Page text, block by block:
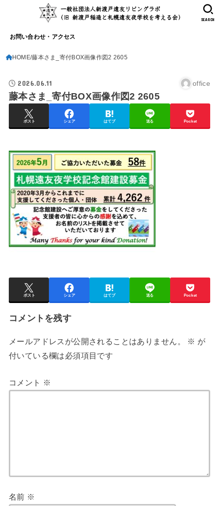
お問い合わせ・アクセス
SEARCH
HOME 藤本さま_寄付BOX画像作図2 2605
2026.06.11 office
藤本さま_寄付BOX画像作図2 2605
ポスト シェア はてブ 送る Pocket
ポスト シェア はてブ 送る Pocket
コメントを残す
メールアドレスが公開されることはありません。 ※ が
付いている欄は必須項目です
コメント ※
名前 ※